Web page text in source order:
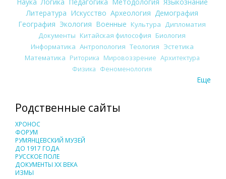
Литература Искусство Археология Демография
География Экология Военные Культура
Дипломатия
Документы Китайская философия Биология
Информатика Антропология Теология Эстетика
Математика Риторика Мировоззрение Архитектура
Физика Феноменология
Еще
Родственные сайты
ХРОНОС
ФОРУМ
РУМЯНЦЕВСКИЙ МУЗЕЙ
ДО 1917 ГОДА
РУССКОЕ ПОЛЕ
ДОКУМЕНТЫ XX ВЕКА
ИЗМЫ